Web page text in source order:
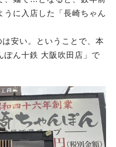
うに入店した「長崎ちゃん
安い。ということで、本
ぽん十鉄 大阪吹田店」で